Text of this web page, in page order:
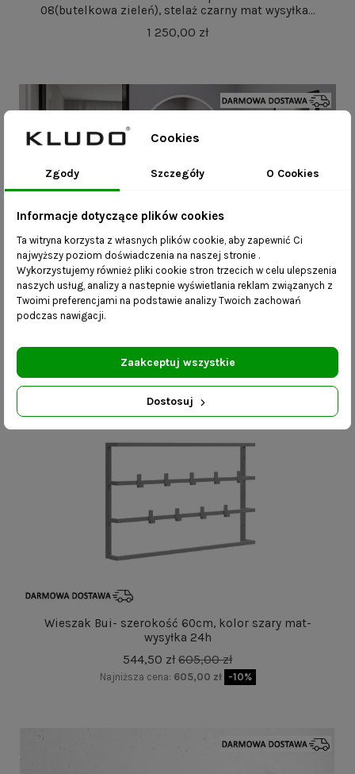
08(butelkowa zieleń), stelaż czarny mat wysyłka...
1 250,00 zł
Ławka Larsa 100x30x46cm - siedzisko welwet 01
(złamana biel), stelaż biały mat- wysyłka...
1 050,00 zł
Wieszak Bui- szerokość 60cm, kolor szary mat-
wysyłka 24h
544,50 zł 605,00 zł
Najniższa cena: 605,00 zł -10%
Cookies
Zgody Szczegóły O Cookies
Informacje dotyczące plików cookies
Ta witryna korzysta z własnych plików cookie, aby zapewnić Ci
najwyższy poziom doświadczenia na naszej stronie .
Wykorzystujemy również pliki cookie stron trzecich w celu ulepszenia
naszych usług, analizy a nastepnie wyświetlania reklam związanych z
Twoimi preferencjami na podstawie analizy Twoich zachowań
podczas nawigacji.
Dostosuj
Zaakceptuj wszystkie